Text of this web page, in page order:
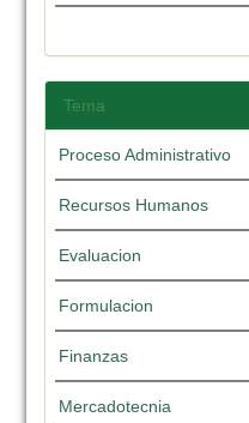
Tema
Proceso Administrativo
Recursos Humanos
Evaluacion
Formulacion
Finanzas
Mercadotecnia